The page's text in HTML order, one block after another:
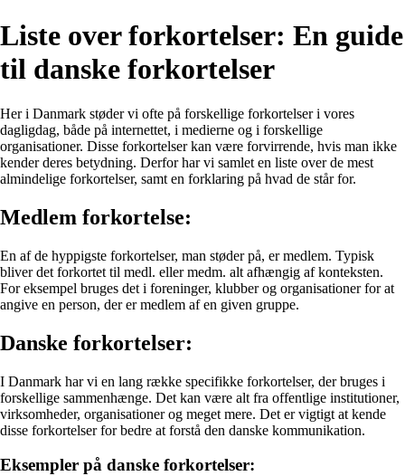
Liste over forkortelser: En guide
til danske forkortelser
Her i Danmark støder vi ofte på forskellige forkortelser i vores
dagligdag, både på internettet, i medierne og i forskellige
organisationer. Disse forkortelser kan være forvirrende, hvis man ikke
kender deres betydning. Derfor har vi samlet en liste over de mest
almindelige forkortelser, samt en forklaring på hvad de står for.
Medlem forkortelse:
En af de hyppigste forkortelser, man støder på, er medlem. Typisk
bliver det forkortet til medl. eller medm. alt afhængig af konteksten.
For eksempel bruges det i foreninger, klubber og organisationer for at
angive en person, der er medlem af en given gruppe.
Danske forkortelser:
I Danmark har vi en lang række specifikke forkortelser, der bruges i
forskellige sammenhænge. Det kan være alt fra offentlige institutioner,
virksomheder, organisationer og meget mere. Det er vigtigt at kende
disse forkortelser for bedre at forstå den danske kommunikation.
Eksempler på danske forkortelser: